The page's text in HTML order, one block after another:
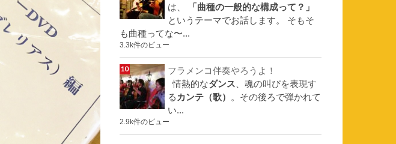
は、
「曲種の一般的な構成って？」
というテーマでお話します。 そもそ
も曲種ってな〜...
3.3k件のビュー
フラメンコ伴奏やろうよ！
情熱的なダンス、魂の叫びを表現す
るカンテ（歌） 。その後ろで弾かれて
い...
2.9k件のビュー